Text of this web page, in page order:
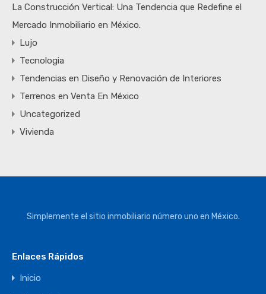
La Construcción Vertical: Una Tendencia que Redefine el
Mercado Inmobiliario en México.
Lujo
Tecnologia
Tendencias en Diseño y Renovación de Interiores
Terrenos en Venta En México
Uncategorized
Vivienda
Simplemente el sitio inmobiliario número uno en México.
Enlaces Rápidos
Inicio